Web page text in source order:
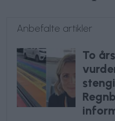
Anbefalte artikler
To